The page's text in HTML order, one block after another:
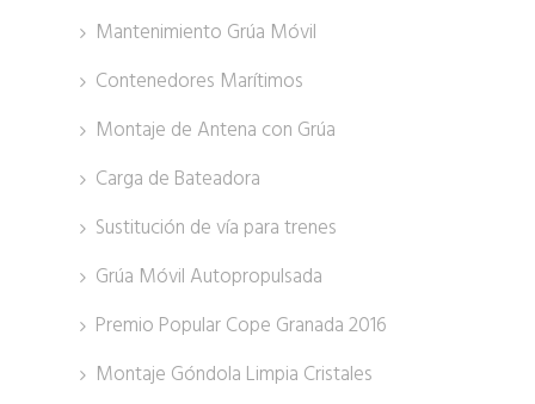
Mantenimiento Grúa Móvil
Contenedores Marítimos
Montaje de Antena con Grúa
Carga de Bateadora
Sustitución de vía para trenes
Grúa Móvil Autopropulsada
Premio Popular Cope Granada 2016
Montaje Góndola Limpia Cristales